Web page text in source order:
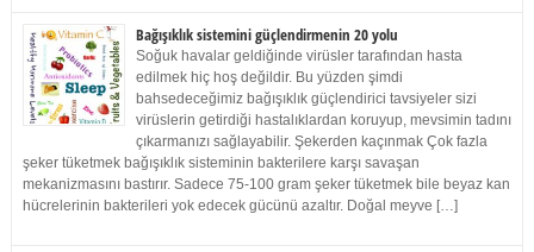
Bağışıklık sistemini güçlendirmenin 20 yolu
Soğuk havalar geldiğinde virüsler tarafından hasta
edilmek hiç hoş değildir. Bu yüzden şimdi
bahsedeceğimiz bağışıklık güçlendirici tavsiyeler sizi
virüslerin getirdiği hastalıklardan koruyup, mevsimin tadını
çıkarmanızı sağlayabilir. Şekerden kaçınmak Çok fazla
şeker tüketmek bağışıklık sisteminin bakterilere karşı savaşan
mekanizmasını bastırır. Sadece 75-100 gram şeker tüketmek bile beyaz kan
hücrelerinin bakterileri yok edecek gücünü azaltır. Doğal meyve […]